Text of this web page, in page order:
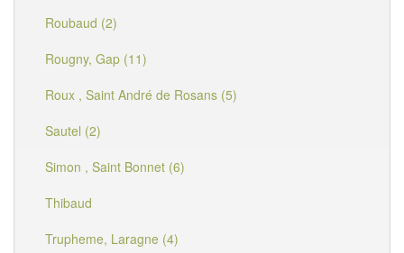
Roubaud (2)
Rougny, Gap (11)
Roux , Saint André de Rosans (5)
Sautel (2)
Simon , Saint Bonnet (6)
Thibaud
Trupheme, Laragne (4)